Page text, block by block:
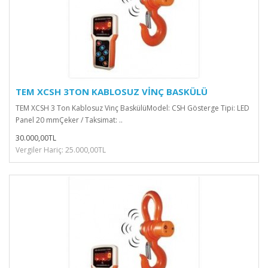
TEM XCSH 3TON KABLOSUZ VİNÇ BASKÜLÜ
TEM XCSH 3 Ton Kablosuz Vinç BaskülüModel: CSH Gösterge Tipi: LED
Panel 20 mmÇeker / Taksimat: ..
30.000,00TL
Vergiler Hariç: 25.000,00TL